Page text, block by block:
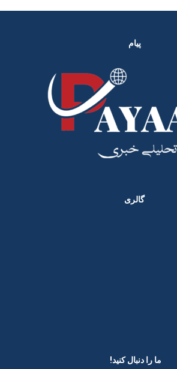
پیام
گالری
ما را دنبال کنید! ​